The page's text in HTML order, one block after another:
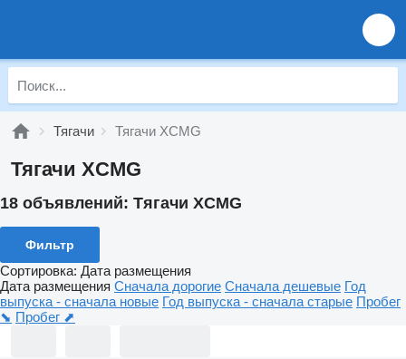
Тягачи Тягачи XCMG
Тягачи XCMG
18 объявлений: Тягачи XCMG
Фильтр
Сортировка: Дата размещения
Дата размещения Сначала дорогие Сначала дешевые Год
выпуска - сначала новые Год выпуска - сначала старые Пробег
⬊ Пробег ⬈